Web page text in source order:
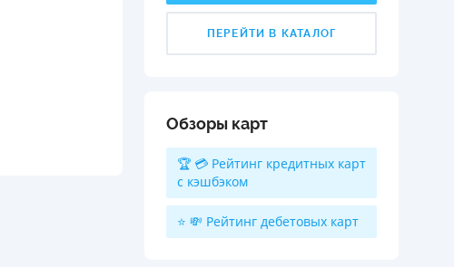
ПЕРЕЙТИ В КАТАЛОГ
Обзоры карт
🏆 💳 Рейтинг кредитных карт
с кэшбэком
⭐ 💸 Рейтинг дебетовых карт